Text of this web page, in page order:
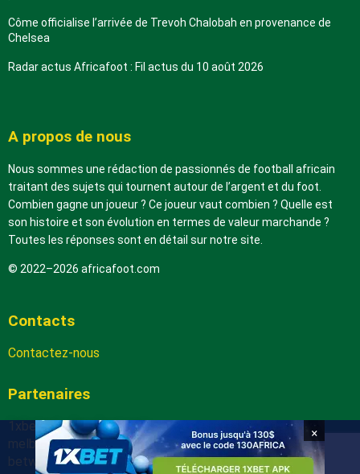
Côme officialise l’arrivée de Trevoh Chalobah en provenance de
Chelsea
Radar actus Africafoot : Fil actus du 10 août 2026
A propos de nous
Nous sommes une rédaction de passionnés de football africain
traitant des sujets qui tournent autour de l’argent et du foot.
Combien gagne un joueur ? Ce joueur vaut combien ? Quelle est
son histoire et son évolution en termes de valeur marchande ?
Toutes les réponses sont en détail sur notre site.
© 2022–2026 africafoot.com
Contacts
Contactez-nous
Partenaires
1xbetapk.africafoot.com
melbet.africafoot.com
betwinnerapp.africafoot.com
×